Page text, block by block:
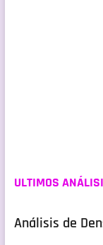
ULTIMOS
Análisis de